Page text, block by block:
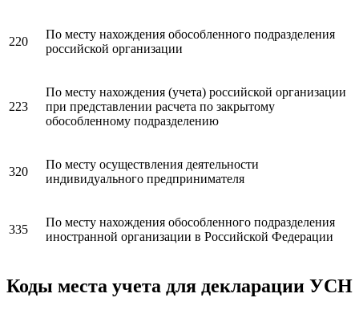
220
По месту нахождения обособленного подразделения
российской организации
223
По месту нахождения (учета) российской организации
при представлении расчета по закрытому
обособленному подразделению
320
По месту осуществления деятельности
индивидуального предпринимателя
335
По месту нахождения обособленного подразделения
иностранной организации в Российской Федерации
Коды места учета для декларации УСН